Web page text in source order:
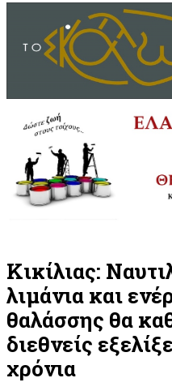
Κικίλιας:
λιμάνια και
θαλάσσης θα
διεθνείς
χρόνια